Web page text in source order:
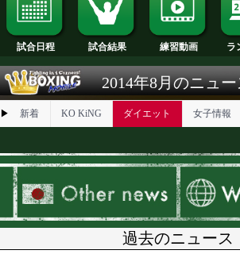
試合日程 試合結果 練習動画
新着 ダイエット